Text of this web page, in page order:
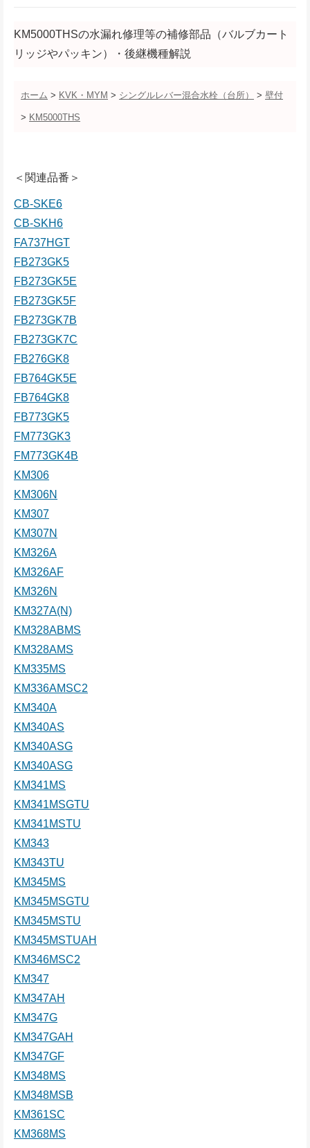
KM5000THSの水漏れ修理等の補修部品（バルブカート
リッジやパッキン）・後継機種解説
ホーム > KVK・MYM > シングルレバー混合水栓（台所） > 壁付
> KM5000THS
＜関連品番＞
CB-SKE6
CB-SKH6
FA737HGT
FB273GK5
FB273GK5E
FB273GK5F
FB273GK7B
FB273GK7C
FB276GK8
FB764GK5E
FB764GK8
FB773GK5
FM773GK3
FM773GK4B
KM306
KM306N
KM307
KM307N
KM326A
KM326AF
KM326N
KM327A(N)
KM328ABMS
KM328AMS
KM335MS
KM336AMSC2
KM340A
KM340AS
KM340ASG
KM340ASG
KM341MS
KM341MSGTU
KM341MSTU
KM343
KM343TU
KM345MS
KM345MSGTU
KM345MSTU
KM345MSTUAH
KM346MSC2
KM347
KM347AH
KM347G
KM347GAH
KM347GF
KM348MS
KM348MSB
KM361SC
KM368MS